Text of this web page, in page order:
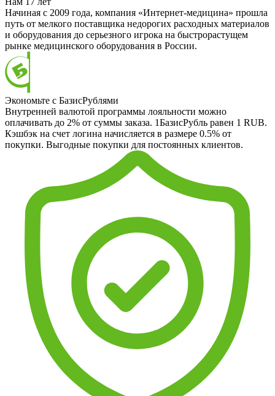
Начиная с 2009 года, компания «Интернет-медицина» прошла
путь от мелкого поставщика недорогих расходных материалов
и оборудования до серьезного игрока на быстрорастущем
рынке медицинского оборудования в России.
Экономьте с БазисРублями
Внутренней валютой программы лояльности можно
оплачивать до 2% от суммы заказа. 1БазисРубль равен 1 RUB.
Кэшбэк на счет логина начисляется в размере 0.5% от
покупки. Выгодные покупки для постоянных клиентов.